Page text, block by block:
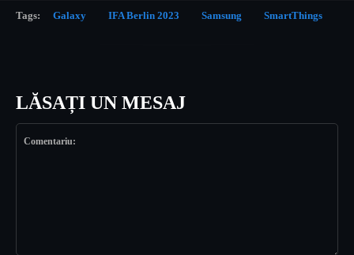
Tags: Galaxy IFA Berlin 2023 Samsung SmartThings
LĂSAȚI UN MESAJ